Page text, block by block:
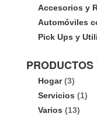
Accesorios y
Automóviles
Pick Ups y
Hogar(3)
Servicios (1)
Varios (13)